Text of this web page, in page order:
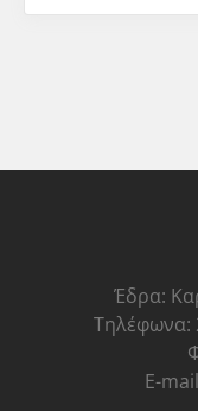
Έδρα:
Τηλέφωνα:
E-